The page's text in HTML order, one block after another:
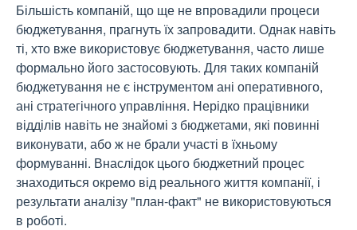
Більшість компаній, що ще не впровадили процеси
бюджетування, прагнуть їх запровадити. Однак навіть
ті, хто вже використовує бюджетування, часто лише
формально його застосовують. Для таких компаній
бюджетування не є інструментом ані оперативного,
ані стратегічного управління. Нерідко працівники
відділів навіть не знайомі з бюджетами, які повинні
виконувати, або ж не брали участі в їхньому
формуванні. Внаслідок цього бюджетний процес
знаходиться окремо від реального життя компанії, і
результати аналізу "план-факт" не використовуються
в роботі.